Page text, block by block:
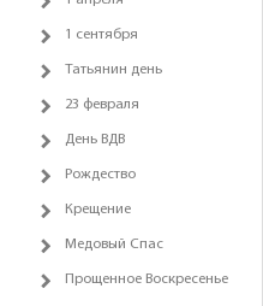
1 сентября
Татьянин день
23 февраля
День ВДВ
Рождество
Крещение
Медовый Спас
Прощенное Воскресенье